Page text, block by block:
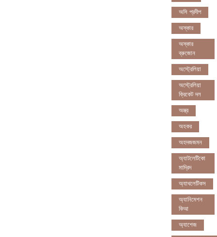
অসি প্রদীপ
অস্কার
অস্কার
ব্রুজোন
অস্ট্রেলিয়া
অস্ট্রেলিয়া
ক্রিকেট দল
অস্ত্র
অহকর
অহদজজমন
অ্যাটলেটিকো
মাদ্রিদ
অ্যাথলেটিকস
অ্যানিমেশন
কিআ
অ্যাশেজ